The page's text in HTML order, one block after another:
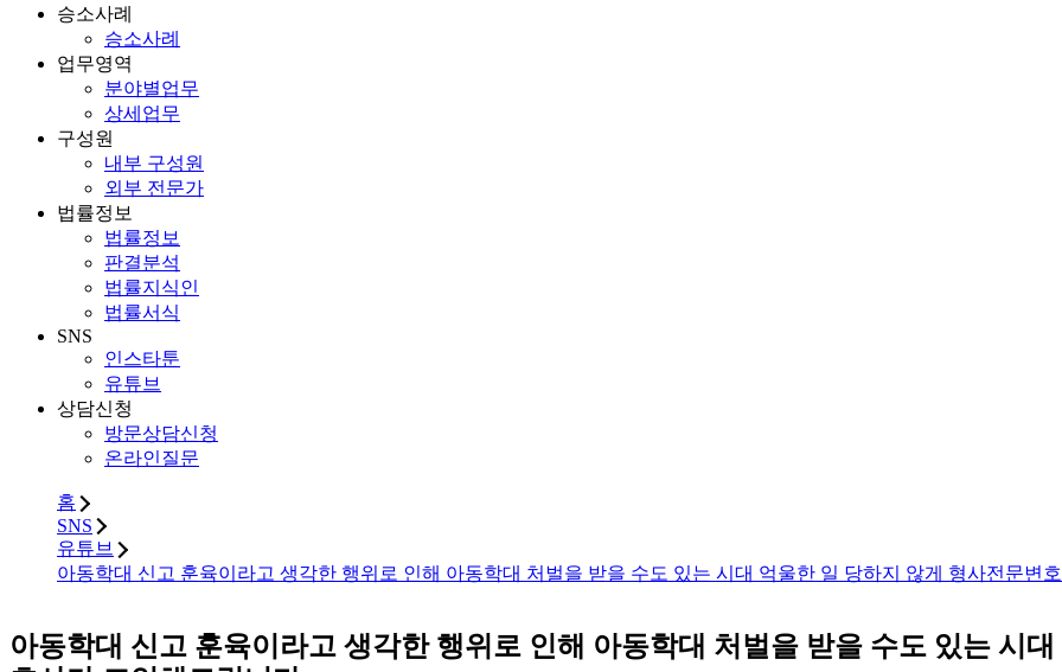
승소사례
승소사례
업무영역
분야별업무
상세업무
구성원
내부 구성원
외부 전문가
법률정보
법률정보
판결분석
법률지식인
법률서식
SNS
인스타툰
유튜브
상담신청
방문상담신청
온라인질문
홈
SNS
유튜브
아동학대 신고 훈육이라고 생각한 행위로 인해 아동학대 처벌을 받을 수도 있는 시대 억울한 일 당하지 않게 형사전문변
아동학대 신고 훈육이라고 생각한 행위로 인해 아동학대 처벌을 받을 수도 있는 시